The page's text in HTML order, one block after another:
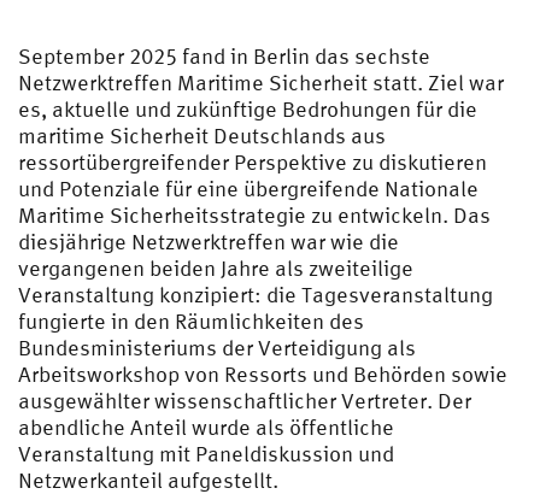
September 2025 fand in Berlin das sechste
Netzwerktreffen Maritime Sicherheit statt. Ziel war
es, aktuelle und zukünftige Bedrohungen für die
maritime Sicherheit Deutschlands aus
ressortübergreifender Perspektive zu diskutieren
und Potenziale für eine übergreifende Nationale
Maritime Sicherheitsstrategie zu entwickeln. Das
diesjährige Netzwerktreffen war wie die
vergangenen beiden Jahre als zweiteilige
Veranstaltung konzipiert: die Tagesveranstaltung
fungierte in den Räumlichkeiten des
Bundesministeriums der Verteidigung als
Arbeitsworkshop von Ressorts und Behörden sowie
ausgewählter wissenschaftlicher Vertreter. Der
abendliche Anteil wurde als öffentliche
Veranstaltung mit Paneldiskussion und
Netzwerkanteil aufgestellt.